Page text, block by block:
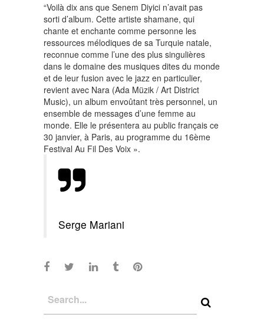
“Voilà dix ans que Senem Diyici n’avait pas
sorti d’album. Cette artiste shamane, qui
chante et enchante comme personne les
ressources mélodiques de sa Turquie natale,
reconnue comme l’une des plus singulières
dans le domaine des musiques dites du monde
et de leur fusion avec le jazz en particulier,
revient avec Nara (Ada Müzik / Art District
Music), un album envoûtant très personnel, un
ensemble de messages d’une femme au
monde. Elle le présentera au public français ce
30 janvier, à Paris, au programme du 16ème
Festival Au Fil Des Voix ».
Serge Mariani